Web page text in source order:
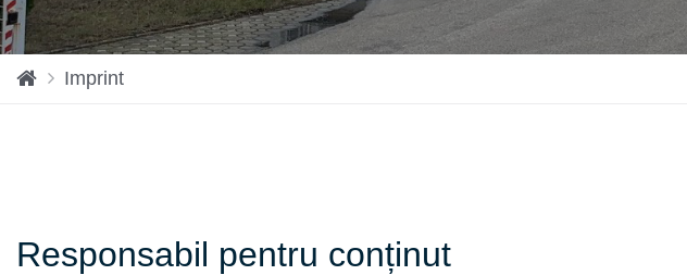
H
Imprint
Responsabil pentru conținut